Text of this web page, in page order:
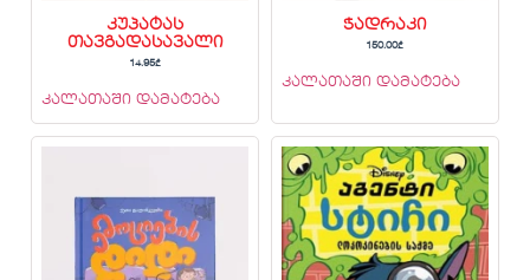
კუპატას
თავგადასავალი
14.95₾
კალათაში დამატება
ჭადრაკი
150.00₾
კალათაში დამატება